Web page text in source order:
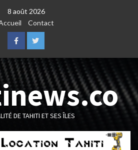
8 août 2026
Contact
FacebookTwitter
DE TAHITI ET SES ÎLES